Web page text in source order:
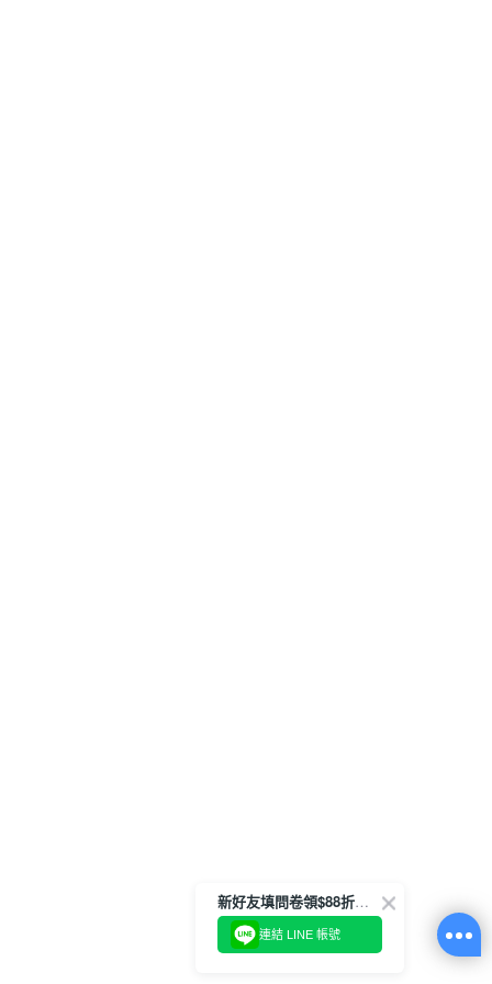
新好友填問卷領$88折扣金
連結 LINE 帳號